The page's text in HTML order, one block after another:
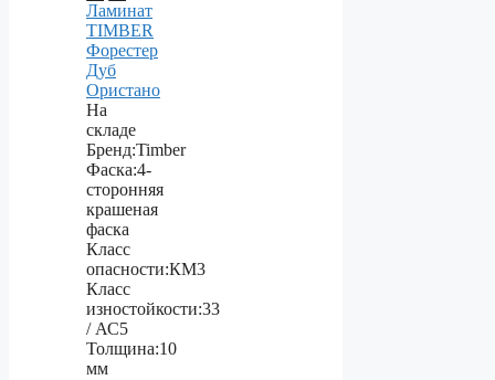
Ламинат
TIMBER
Форестер
Дуб
Ористано
На
складе
Бренд:Timber
Фаска:4-
сторонняя
крашеная
фаска
Класс
опасности:КМ3
Класс
изностойкости:33
/ АС5
Толщина:10
мм